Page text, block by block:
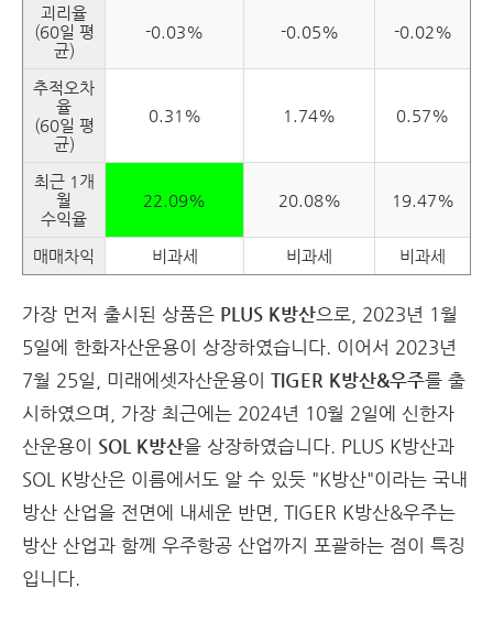
괴리율
(60일 평
균)
-0.03% -0.05% -0.02%
추적오차
율
(60일 평
균)
0.31% 1.74% 0.57%
최근 1개
월
수익율
22.09% 20.08% 19.47%
매매차익 비과세 비과세 비과세
가장 먼저 출시된 상품은 PLUS K방산으로, 2023년 1월
5일에 한화자산운용이 상장하였습니다. 이어서 2023년
7월 25일, 미래에셋자산운용이 TIGER K방산&우주를 출
시하였으며, 가장 최근에는 2024년 10월 2일에 신한자
산운용이 SOL K방산을 상장하였습니다. PLUS K방산과
SOL K방산은 이름에서도 알 수 있듯 "K방산"이라는 국내
방산 산업을 전면에 내세운 반면, TIGER K방산&우주는
방산 산업과 함께 우주항공 산업까지 포괄하는 점이 특징
입니다.